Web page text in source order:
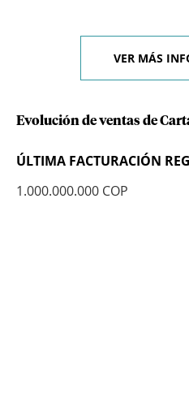
VER MÁS
Evolución de ventas de
ÚLTIMA FACTURACIÓN
1.000.000.000 COP